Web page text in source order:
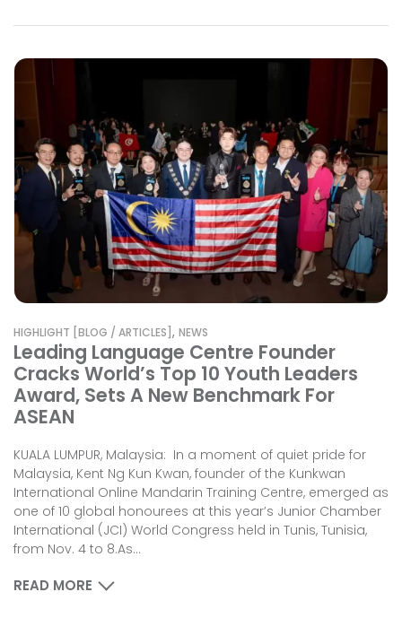
HIGHLIGHT [BLOG / ARTICLES] , NEWS
Leading Language Centre Founder
Cracks World’s Top 10 Youth Leaders
Award, Sets A New Benchmark For
ASEAN
KUALA LUMPUR, Malaysia: In a moment of quiet pride for
Malaysia, Kent Ng Kun Kwan, founder of the Kunkwan
International Online Mandarin Training Centre, emerged as
one of 10 global honourees at this year’s Junior Chamber
International (JCI) World Congress held in Tunis, Tunisia,
from Nov. 4 to 8.As...
READ MORE